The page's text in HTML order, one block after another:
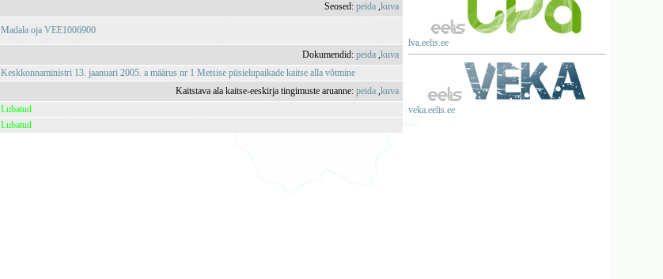
lva.eelis.ee
veka.eelis.ee
Seosed:peida ,kuva
Madala oja VEE1006900
Dokumendid:peida ,kuva
Keskkonnaministri 13. jaanuari 2005. a määrus nr 1 Metsise püsielupaikade kaitse alla võtmine
Kaitstava ala kaitse-eeskirja tingimuste aruanne:peida ,kuva
Lubatud
Lubatud